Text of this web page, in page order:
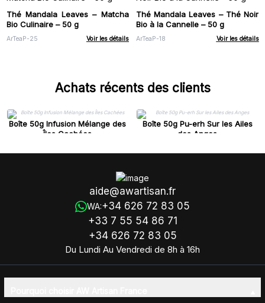
Thé Mandala Leaves – Matcha
Bio Culinaire – 50 g
ArTeaP-25 Voir les détails
Thé Mandala Leaves – Thé Noir
Bio à la Cannelle – 50 g
ArTeaP-18 Voir les détails
Achats récents des clients
Boîte 50g Infusion Mélange des
Îles Cachées
Boîte 50g Pu-erh Sur les Ailes
des Anges
aide@awartisan.fr
WA:+34 626 72 83 05
+33 7 55 54 86 71
+34 626 72 83 05
Du Lundi Au Vendredi de 8h à 16h